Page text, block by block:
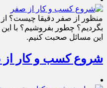
منظور از صفر دقیقا چیست؟
بگردیم؟ چطور بفروشیم؟ با این
این مسائل صحبت کنیم.
شروع کسب و کار از